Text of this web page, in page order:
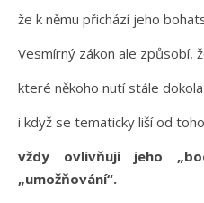
že k němu přichází jeho
Vesmírný zákon ale způsobí,
které někoho nutí stále
i když se tematicky liší od
vždy ovlivňují jeho
„umožňování“.